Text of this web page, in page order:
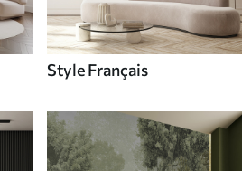
Style Français